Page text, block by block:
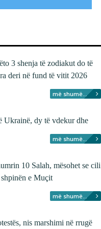
3 shenja të zodiakut do të
deri në fund të vitit 2026
më shumë...
Ukrainë, dy të vdekur dhe
më shumë...
10 Salah, mësohet se cili
e Muçit
më shumë...
nis marshimi në rrugë